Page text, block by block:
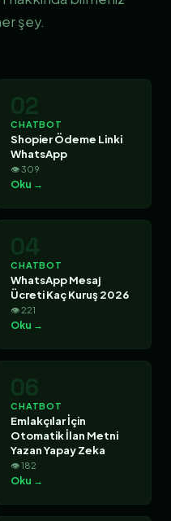
şey.
02
CHATBOT
Shopier Ödeme Linki
WhatsApp
👁 309
Oku →
04
CHATBOT
WhatsApp Mesaj
Ücreti Kaç Kuruş 2026
👁 221
Oku →
06
CHATBOT
Emlakçılar İçin
Otomatik İlan Metni
Yazan Yapay Zeka
👁 182
Oku →